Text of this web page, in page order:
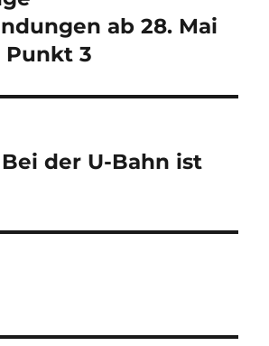
ab 28. Mai
Punkt 3
der U-Bahn ist